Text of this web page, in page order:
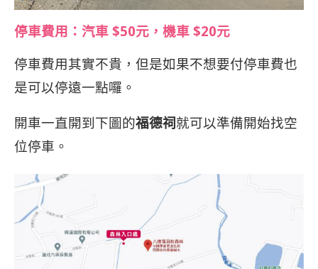
停車費用 ： 汽車 $50元，機車 $20元
停車費用其實不貴，但是如果不想要付停車費也
是可以停遠一點囉。
開車一直開到下圖的福德祠就可以準備開始找空
位停車。